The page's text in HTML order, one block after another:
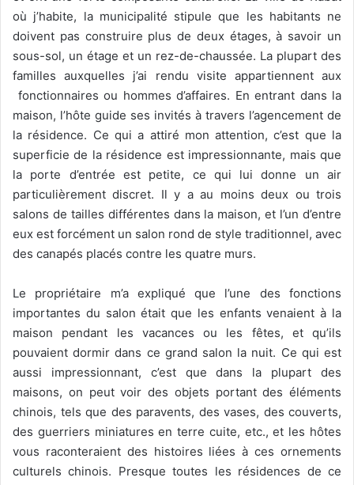
où j’habite, la municipalité stipule que les habitants ne
doivent pas construire plus de deux étages, à savoir un
sous-sol, un étage et un rez-de-chaussée. La plupart des
familles auxquelles j’ai rendu visite appartiennent aux
fonctionnaires ou hommes d’affaires. En entrant dans la
maison, l’hôte guide ses invités à travers l’agencement de
la résidence. Ce qui a attiré mon attention, c’est que la
superficie de la résidence est impressionnante, mais que
la porte d’entrée est petite, ce qui lui donne un air
particulièrement discret. Il y a au moins deux ou trois
salons de tailles différentes dans la maison, et l’un d’entre
eux est forcément un salon rond de style traditionnel, avec
des canapés placés contre les quatre murs.
Le propriétaire m’a expliqué que l’une des fonctions
importantes du salon était que les enfants venaient à la
maison pendant les vacances ou les fêtes, et qu’ils
pouvaient dormir dans ce grand salon la nuit. Ce qui est
aussi impressionnant, c’est que dans la plupart des
maisons, on peut voir des objets portant des éléments
chinois, tels que des paravents, des vases, des couverts,
des guerriers miniatures en terre cuite, etc., et les hôtes
vous raconteraient des histoires liées à ces ornements
culturels chinois. Presque toutes les résidences de ce